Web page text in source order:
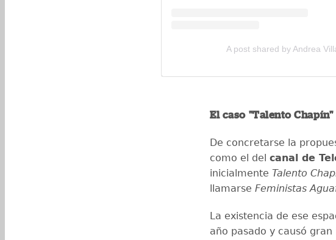
A post shared by Andrea
El caso "Talento Chapín"
De concretarse la
como el del canal de
inicialmente Talento
llamarse Feministas
La existencia de ese
año pasado y causó